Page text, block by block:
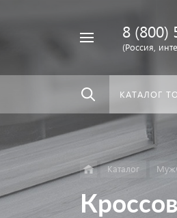
8 (800)
(Россия,
КАТАЛОГ
Каталог